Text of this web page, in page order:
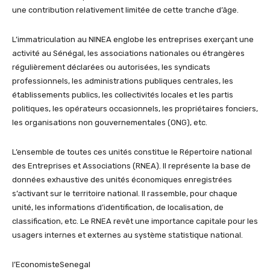
une contribution relativement limitée de cette tranche d’âge.
L’immatriculation au NINEA englobe les entreprises exerçant une
activité au Sénégal, les associations nationales ou étrangères
régulièrement déclarées ou autorisées, les syndicats
professionnels, les administrations publiques centrales, les
établissements publics, les collectivités locales et les partis
politiques, les opérateurs occasionnels, les propriétaires fonciers,
les organisations non gouvernementales (ONG), etc.
L’ensemble de toutes ces unités constitue le Répertoire national
des Entreprises et Associations (RNEA). Il représente la base de
données exhaustive des unités économiques enregistrées
s’activant sur le territoire national. Il rassemble, pour chaque
unité, les informations d’identification, de localisation, de
classification, etc. Le RNEA revêt une importance capitale pour les
usagers internes et externes au système statistique national.
l’EconomisteSenegal